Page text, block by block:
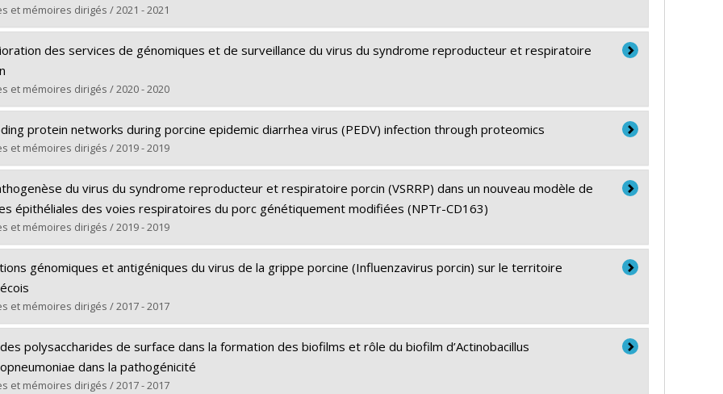
:M. Sc.
le document dans Papyrus
et mémoires dirigés / 2021 - 2021
:Sanchez Mendoza, Laura
:M. Sc.
le document dans Papyrus
des services de génomiques et de surveillance du virus du syndrome reproducteur et respiratoire
et mémoires dirigés / 2020 - 2020
:Lalonde, Christian
: Master's
:M. Sc.
le document dans Papyrus
protein networks during porcine epidemic diarrhea virus (PEDV) infection through proteomics
et mémoires dirigés / 2019 - 2019
:Valle-Tejada, Camila Andrea
:Master's
:M. Sc.
le document dans Papyrus
du virus du syndrome reproducteur et respiratoire porcin (VSRRP) dans un nouveau modèle de
épithéliales des voies respiratoires du porc génétiquement modifiées (NPTr-CD163)
et mémoires dirigés / 2019 - 2019
:Köszegi, Marika
:Master's
:M. Sc.
le document dans Papyrus
génomiques et antigéniques du virus de la grippe porcine (Influenzavirus porcin) sur le territoire
et mémoires dirigés / 2017 - 2017
:Mhamdi, Zeineb
:Master's
:M. Sc.
polysaccharides de surface dans la formation des biofilms et rôle du biofilm d’Actinobacillus
dans la pathogénicité
et mémoires dirigés / 2017 - 2017